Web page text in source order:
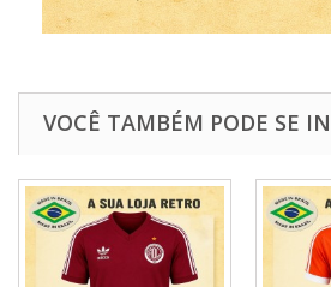
VOCÊ TAMBÉM PODE SE